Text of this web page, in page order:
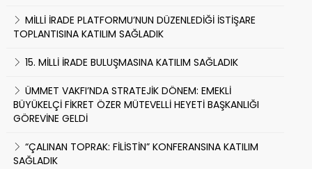
MİLLİ İRADE PLATFORMU’NUN DÜZENLEDİĞİ İSTİŞARE
TOPLANTISINA KATILIM SAĞLADIK
15. MİLLİ İRADE BULUŞMASINA KATILIM SAĞLADIK
ÜMMET VAKFI’NDA STRATEJİK DÖNEM: EMEKLİ
BÜYÜKELÇİ FİKRET ÖZER MÜTEVELLİ HEYETİ BAŞKANLIĞI
GÖREVİNE GELDİ
“ÇALINAN TOPRAK: FİLİSTİN” KONFERANSINA KATILIM
SAĞLADIK